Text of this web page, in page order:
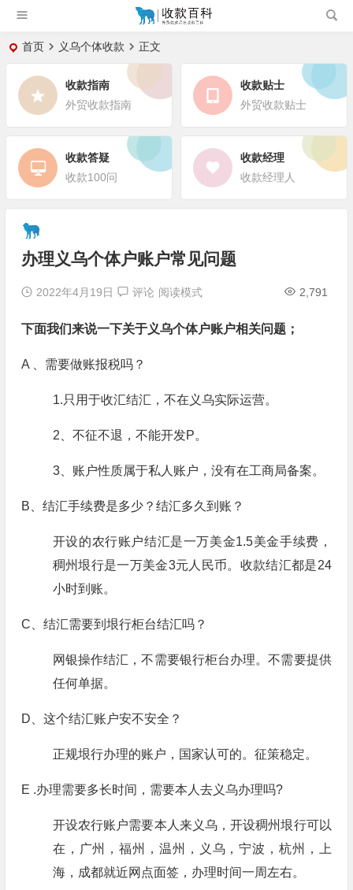
首页 义乌个体收款 正文
收款指南
外贸收款指南
收款贴士
外贸收款贴士
收款答疑
收款100问
收款经理
收款经理人
办理义乌个体户账户常见问题
2022年4月19日 评论 2,791
阅读模式
下面我们来说一下关于义乌个体户账户相关问题；
A 、需要做账报税吗？
1.只用于收汇结汇，不在义乌实际运营。
2、不征不退，不能开发P。
3、账户性质属于私人账户，没有在工商局备案。
B、结汇手续费是多少？结汇多久到账？
开设的农行账户结汇是一万美金1.5美金手续费，
稠州垠行是一万美金3元人民币。收款结汇都是24
小时到账。
C、结汇需要到垠行柜台结汇吗？
网银操作结汇，不需要银行柜台办理。不需要提供
任何单据。
D、这个结汇账户安不安全？
正规垠行办理的账户，国家认可的。征策稳定。
E .办理需要多长时间，需要本人去义乌办理吗?
开设农行账户需要本人来义乌，开设稠州垠行可以
在，广州，福州，温州，义乌，宁波，杭州，上
海，成都就近网点面签，办理时间一周左右。